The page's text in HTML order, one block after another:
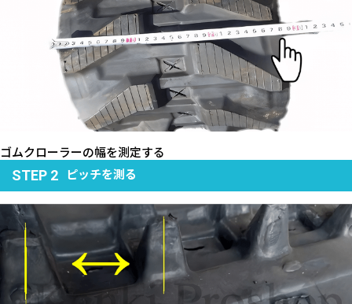
ゴムクローラーの幅を測定する
STEP 2 ピッチを測る